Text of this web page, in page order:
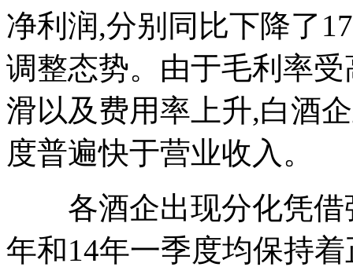
净利润,分别同比下降了
调整态势。由于毛利率
滑以及费用率上升,白酒
度普遍快于营业收入。
各酒企出现分化凭借
年和14年一季度均保持